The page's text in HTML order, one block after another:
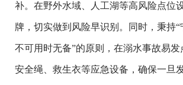
补。在野外水域、人工湖等高风险点位
牌，切实做到风险早识别。同时，秉持“
不可用时无备”的原则，在溺水事故易
安全绳、救生衣等应急设备，确保一旦